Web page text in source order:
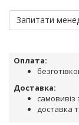
Запитати
Оплата:
Доставка:
самовивіз
доставка